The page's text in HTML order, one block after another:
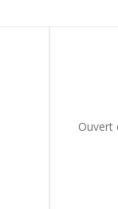
Ouvert